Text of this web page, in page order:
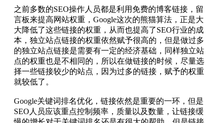
之前多数的SEO操作人员都是利用免费的博客链接，留
言板来提高网站权重，Google这次的熊猫算法，正是大
大降低了这些链接的权重，从而也提高了SEO行业的成
本，独立站点链接的权重依然赋予很高的，但是做过多
的独立站点链接是需要有一定的经济基础，同样独立站
点的权重也是不相同的，所以在做链接的时候，尽量选
择一些链接较少的站点，因为过多的链接，赋予的权重
就较低了。
Google关键词排名优化，链接依然是重要的一环，但是
SEO人员应该重点控制频率，质量以及数量，让链接缓